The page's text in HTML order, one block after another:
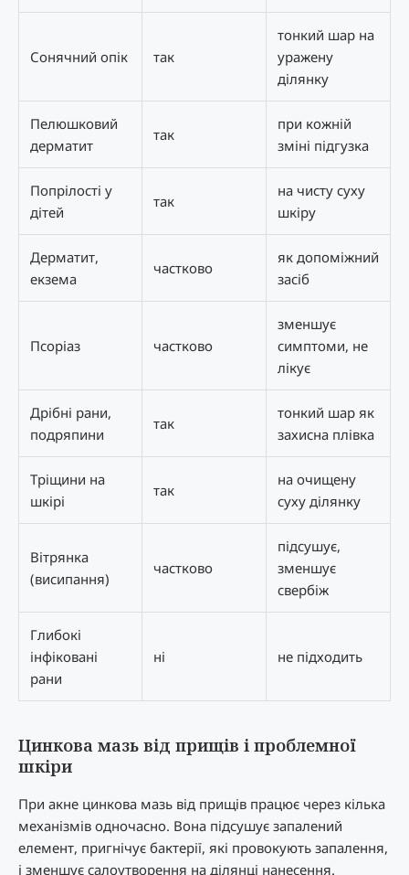
Сонячний опік так
тонкий шар на
уражену
ділянку
Пелюшковий
дерматит
так
при кожній
зміні підгузка
Попрілості у
дітей
так
на чисту суху
шкіру
Дерматит,
екзема
частково
як допоміжний
засіб
Псоріаз частково
зменшує
симптоми, не
лікує
Дрібні рани,
подряпини
так
тонкий шар як
захисна плівка
Тріщини на
шкірі
так
на очищену
суху ділянку
Вітрянка
(висипання)
частково
підсушує,
зменшує
свербіж
Глибокі
інфіковані
рани
ні не підходить
Цинкова мазь від прищів і проблемної
шкіри
При акне цинкова мазь від прищів працює через кілька
механізмів одночасно. Вона підсушує запалений
елемент, пригнічує бактерії, які провокують запалення,
і зменшує салоутворення на ділянці нанесення.